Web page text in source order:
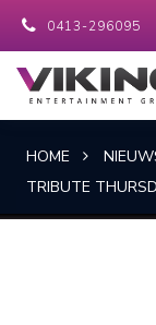
0413-296095
HOME
TRIBUTE